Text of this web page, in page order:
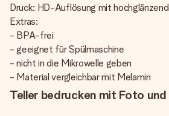
Druck: HD-Auflösung mit
Extras:
- BPA-frei
- geeignet für Spülmaschine
- nicht in die Mikrowelle geben
- Material vergleichbar mit Melamin
Teller bedrucken mit Foto